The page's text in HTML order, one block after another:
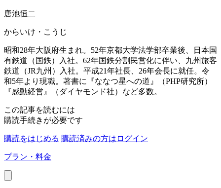
唐池恒二
からいけ・こうじ
昭和28年大阪府生まれ。52年京都大学法学部卒業後、日本国
有鉄道（国鉄）入社。62年国鉄分割民営化に伴い、九州旅客
鉄道（JR九州）入社。平成21年社長、26年会長に就任。令
和5年より現職。著書に『ななつ星への道』（PHP研究所）
『感動経営』（ダイヤモンド社）など多数。
この記事を読むには
購読手続きが必要です
購読をはじめる 購読済みの方はログイン
プラン・料金